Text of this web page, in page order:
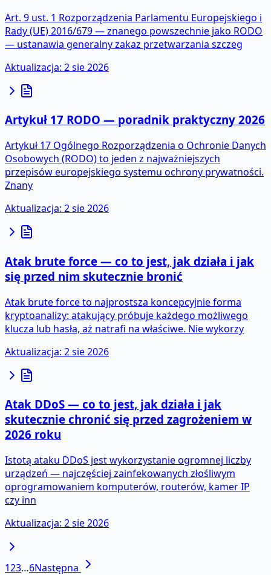
Art. 9 ust. 1 Rozporządzenia Parlamentu Europejskiego i
Rady (UE) 2016/679 — znanego powszechnie jako RODO
— ustanawia generalny zakaz przetwarzania szczeg
Aktualizacja: 2 sie 2026
Artykuł 17 RODO — poradnik praktyczny 2026
Artykuł 17 Ogólnego Rozporządzenia o Ochronie Danych
Osobowych (RODO) to jeden z najważniejszych
przepisów europejskiego systemu ochrony prywatności.
Znany
Aktualizacja: 2 sie 2026
Atak brute force — co to jest, jak działa i jak
się przed nim skutecznie bronić
Atak brute force to najprostsza koncepcyjnie forma
kryptoanalizy: atakujący próbuje każdego możliwego
klucza lub hasła, aż natrafi na właściwe. Nie wykorzy
Aktualizacja: 2 sie 2026
Atak DDoS — co to jest, jak działa i jak
skutecznie chronić się przed zagrożeniem w
2026 roku
Istotą ataku DDoS jest wykorzystanie ogromnej liczby
urządzeń — najczęściej zainfekowanych złośliwym
oprogramowaniem komputerów, routerów, kamer IP
czy inn
Aktualizacja: 2 sie 2026
123…6Następna